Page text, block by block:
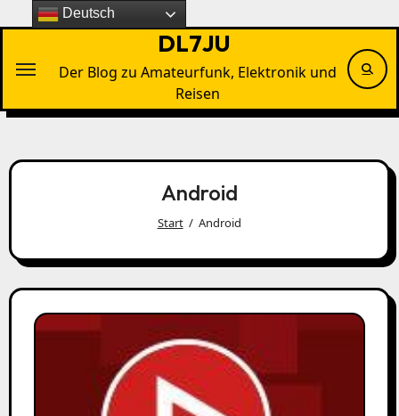
Inhalten
DL7JU
Der Blog zu Amateurfunk, Elektronik und
Reisen
Android
Start Android
Deutsch